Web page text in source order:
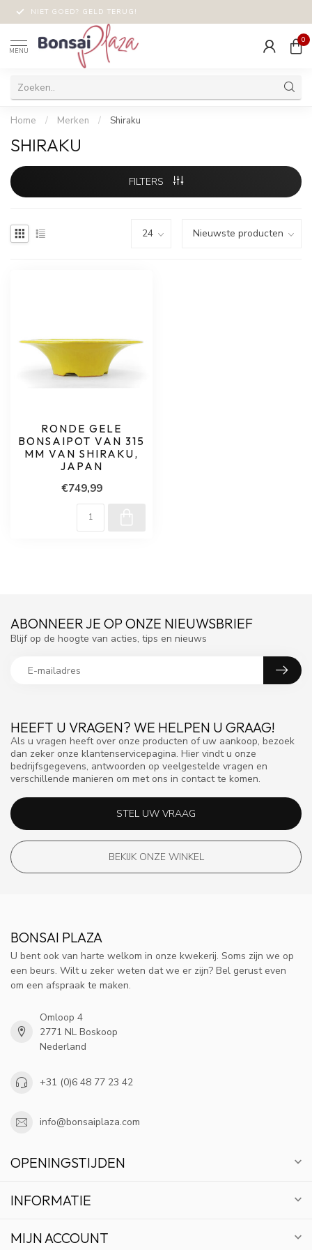
NIET GOED? GELD TERUG!
MENU
0
Home / Merken / Shiraku
SHIRAKU
FILTERS
RONDE GELE
BONSAIPOT VAN 315
MM VAN SHIRAKU,
JAPAN
€749,99
HEEFT U VRAGEN? WE HELPEN U GRAAG!
Als u vragen heeft over onze producten of uw aankoop, bezoek
dan zeker onze klantenservicepagina. Hier vindt u onze
bedrijfsgegevens, antwoorden op veelgestelde vragen en
verschillende manieren om met ons in contact te komen.
STEL UW VRAAG
BEKIJK ONZE WINKEL
ABONNEER JE OP ONZE NIEUWSBRIEF
Blijf op de hoogte van acties, tips en nieuws
BONSAI PLAZA
U bent ook van harte welkom in onze kwekerij. Soms zijn we op
een beurs. Wilt u zeker weten dat we er zijn? Bel gerust even
om een afspraak te maken.
Omloop 4
2771 NL Boskoop
Nederland
+31 (0)6 48 77 23 42
info@bonsaiplaza.com
OPENINGSTIJDEN
INFORMATIE
MIJN ACCOUNT